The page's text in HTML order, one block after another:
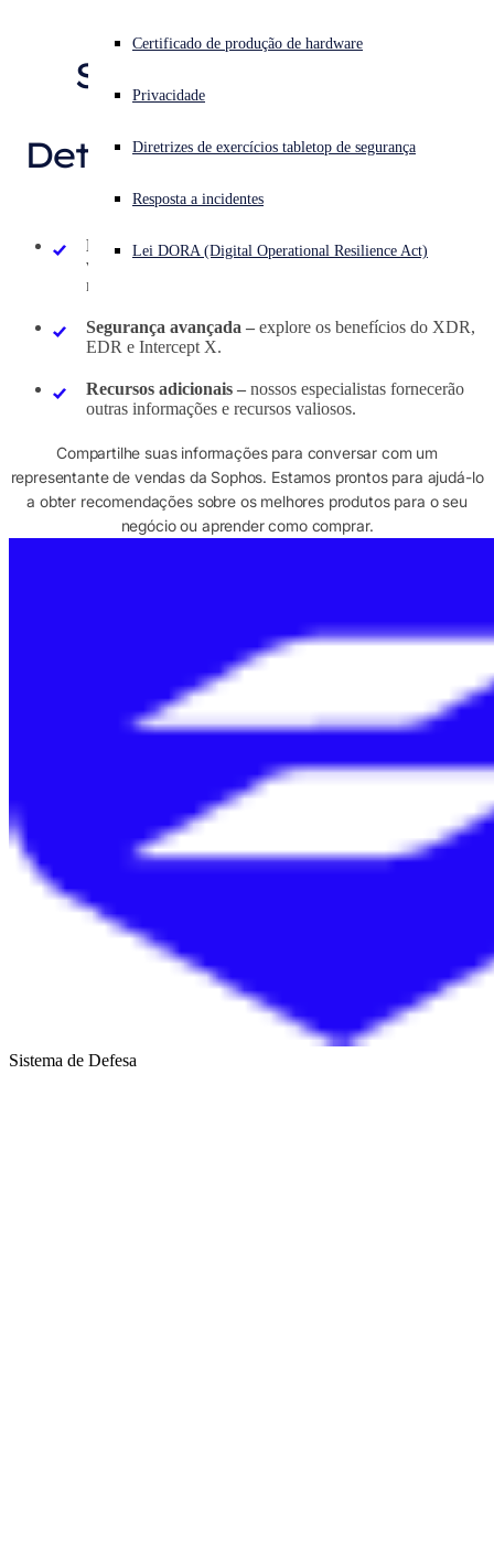
Enfrentando um ataque cibernético? Obtenha ajuda imediata
Iniciar sessão
Português (Brasil) Open language switcher
Certificado de produção de hardware
Privacidade
Diretrizes de exercícios tabletop de segurança
Resposta a incidentes
Lei DORA (Digital Operational Resilience Act)
Saiba mais sobre o
Sophos Extended
Detection and Response
(XDR)
Especialista da Sophos –Estamos prontos para ajudar
você a encontrar o pacote certo para as suas
necessidades.
Segurança avançada – explore os benefícios do XDR,
EDR e Intercept X.
Recursos adicionais – nossos especialistas fornecerão
outras informações e recursos valiosos.
Compartilhe suas informações para conversar com um
representante de vendas da Sophos. Estamos prontos para ajudá-lo
a obter recomendações sobre os melhores produtos para o seu
negócio ou aprender como comprar.
Sistema de Defesa